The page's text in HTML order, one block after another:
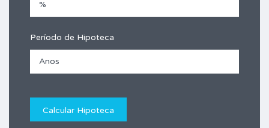
Período de Hipoteca